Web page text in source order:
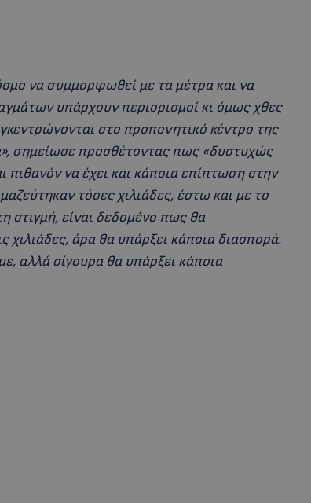
να συμμορφωθεί με τα μέτρα και να
υπάρχουν περιορισμοί κι όμως χθες
στο προπονητικό κέντρο της
σημείωσε προσθέτοντας πως «δυστυχώς
πιθανόν να έχει και κάποια επίπτωση στην
τόσες χιλιάδες, έστω και με το
στιγμή, είναι δεδομένο πως θα
χιλιάδες, άρα θα υπάρξει κάποια διασπορά.
αλλά σίγουρα θα υπάρξει κάποια